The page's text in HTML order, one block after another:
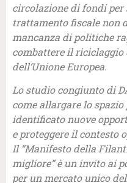
circolazione di fondi
trattamento fiscale non
mancanza di politiche
combattere il riciclaggio
dell’Unione Europea.
Lo studio congiunto di
come allargare lo
identificato nuove
e proteggere il contesto
Il “Manifesto della
migliore” è un invito ai
per un mercato unico